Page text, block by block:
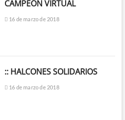
CAMPEÓN VIRTUAL
16 de marzo de 2018
:: HALCONES SOLIDARIOS
16 de marzo de 2018